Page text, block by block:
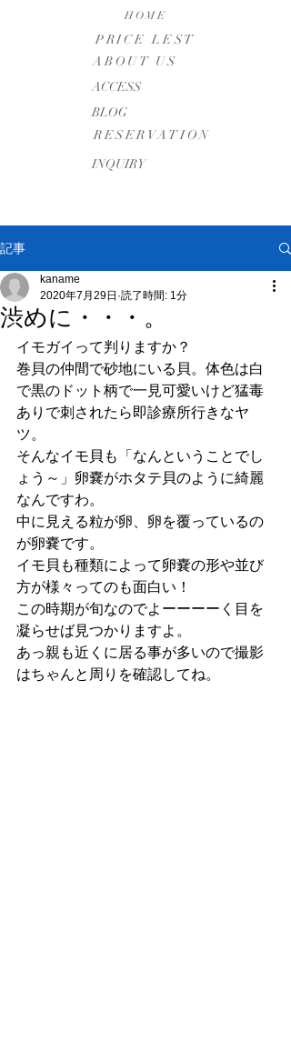
HOME
PRICE LEST
ABOUT US
​ACCESS
BLOG
RESERVATION
INQUIRY
記事
渋めに・・・。
kaname
2020年7月29日 読了時間: 1分
イモガイって判りますか？
巻貝の仲間で砂地にいる貝。体色は白
で黒のドット柄で一見可愛いけど猛毒
ありで刺されたら即診療所行きなヤ
ツ。
そんなイモ貝も「なんということでし
ょう～」卵嚢がホタテ貝のように綺麗
なんですわ。
中に見える粒が卵、卵を覆っているの
が卵嚢です。
イモ貝も種類によって卵嚢の形や並び
方が様々ってのも面白い！
この時期が旬なのでよーーーーく目を
凝らせば見つかりますよ。
あっ親も近くに居る事が多いので撮影
はちゃんと周りを確認してね。